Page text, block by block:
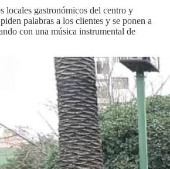
locales gastronómicos del centro y
palabras a los clientes y se ponen a
con una música instrumental de